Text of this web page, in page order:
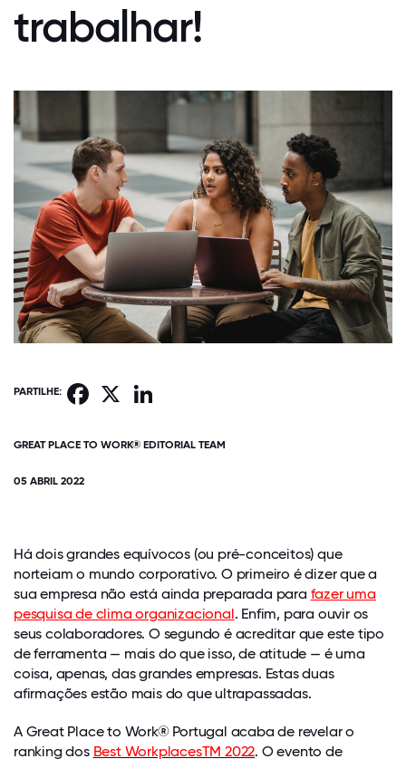
trabalhar!
PARTILHE: Facebook
GREAT PLACE TO WORK® EDITORIAL TEAM
05 ABRIL 2022
Há dois grandes equívocos (ou pré-conceitos) que
norteiam o mundo corporativo. O primeiro é dizer que a
sua empresa não está ainda preparada para fazer uma
pesquisa de clima organizacional. Enfim, para ouvir os
seus colaboradores. O segundo é acreditar que este tipo
de ferramenta — mais do que isso, de atitude — é uma
coisa, apenas, das grandes empresas. Estas duas
afirmações estão mais do que ultrapassadas.
A Great Place to Work® Portugal acaba de revelar o
ranking dos Best WorkplacesTM 2022. O evento de